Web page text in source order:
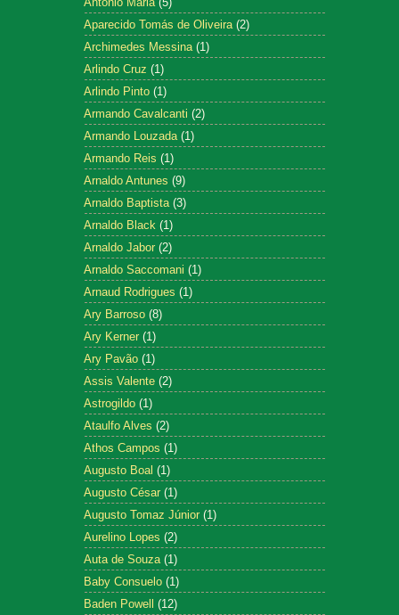
Aparecido Tomás de Oliveira (2)
Archimedes Messina (1)
Arlindo Cruz (1)
Arlindo Pinto (1)
Armando Cavalcanti (2)
Armando Louzada (1)
Armando Reis (1)
Arnaldo Antunes (9)
Arnaldo Baptista (3)
Arnaldo Black (1)
Arnaldo Jabor (2)
Arnaldo Saccomani (1)
Arnaud Rodrigues (1)
Ary Barroso (8)
Ary Kerner (1)
Ary Pavão (1)
Assis Valente (2)
Astrogildo (1)
Ataulfo Alves (2)
Athos Campos (1)
Augusto Boal (1)
Augusto César (1)
Augusto Tomaz Júnior (1)
Aurelino Lopes (2)
Auta de Souza (1)
Baby Consuelo (1)
Baden Powell (12)